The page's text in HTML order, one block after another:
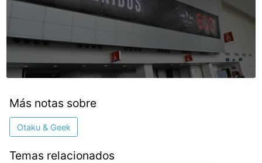
Más notas sobre
Otaku & Geek
Temas relacionados